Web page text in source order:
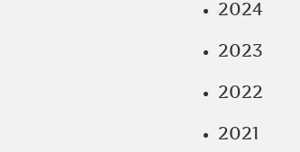
2024
2023
2022
2021